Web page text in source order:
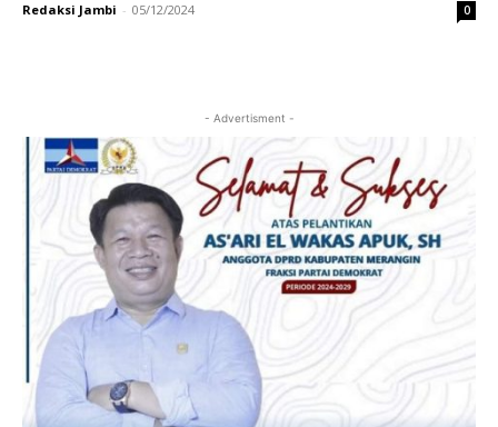
Redaksi Jambi - 05/12/2024 0
- Advertisment -